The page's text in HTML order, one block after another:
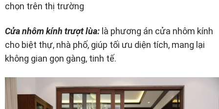
chọn trên thị trường
Cửa nhôm kính trượt lùa: là phương án cửa nhôm kính
cho biệt thự, nhà phố, giúp tối ưu diện tích, mang lại
không gian gọn gàng, tinh tế.